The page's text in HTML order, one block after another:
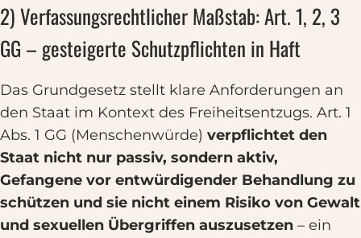
2) Verfassungsrechtlicher Maßstab: Art. 1, 2, 3
GG – gesteigerte Schutzpflichten in Haft
Das Grundgesetz stellt klare Anforderungen an
den Staat im Kontext des Freiheitsentzugs. Art. 1
Abs. 1 GG (Menschenwürde) verpflichtet den
Staat nicht nur passiv, sondern aktiv,
Gefangene vor entwürdigender Behandlung zu
schützen und sie nicht einem Risiko von Gewalt
und sexuellen Übergriffen auszusetzen – ein